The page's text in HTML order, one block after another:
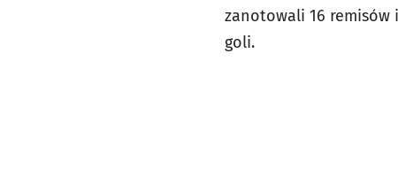
zanotowali 16 remisów
goli.